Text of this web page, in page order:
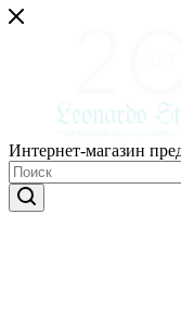
Интернет-магазин